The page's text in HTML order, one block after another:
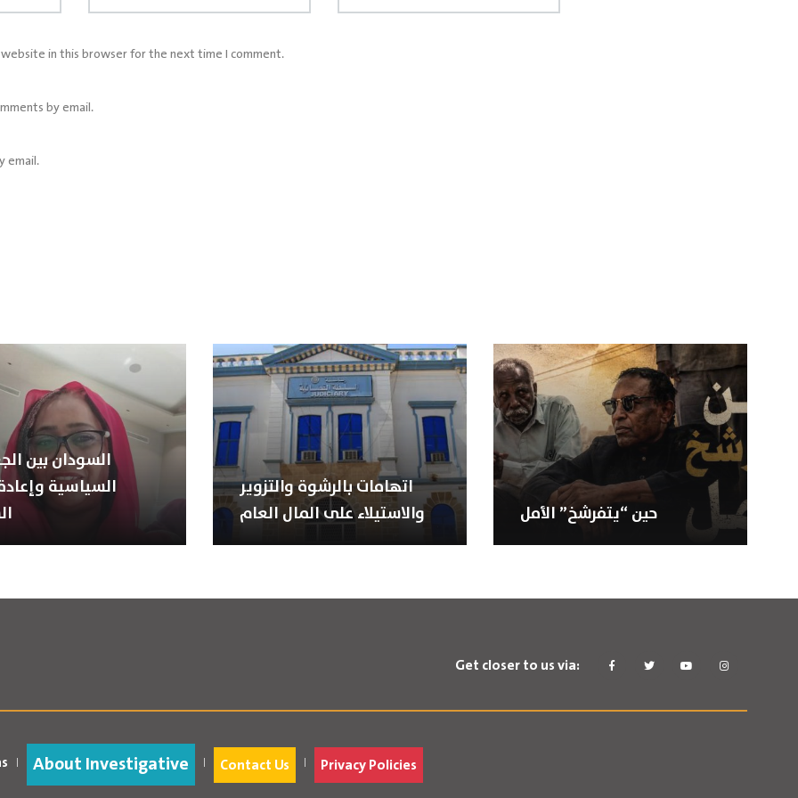
website in this browser for the next time I comment.
by email.
email.
السودان بين
السياسية
اتهامات بالرشوة والتزوير
والاستيلاء على المال العام
حين “يتفرشخ” الأمل
Get closer to us via:
About Investigative Contact Us Privacy Policies